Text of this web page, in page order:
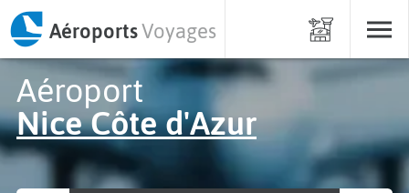
AéroportsVoyages
Aéroport
Nice Côte d'Azur